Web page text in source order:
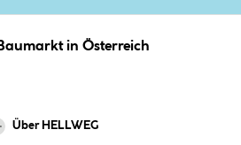
in Österreich
Über HELLWEG